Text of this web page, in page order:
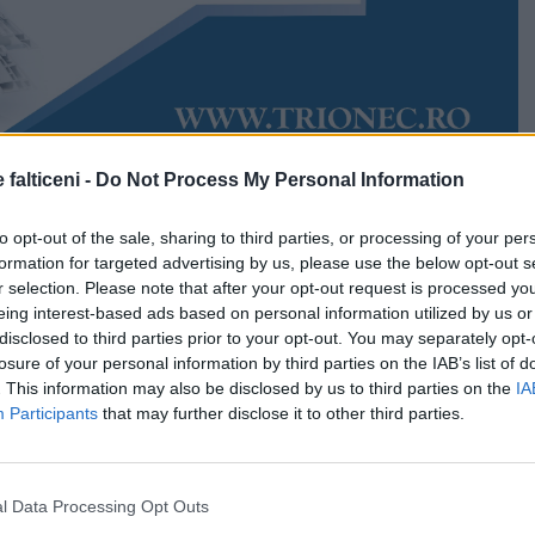
falticeni - Do Not Process My Personal Information
opt-out of the sale, sharing to third parties, or processing of your
for targeted advertising by us, please use the below opt-out
selection. Please note that after your opt-out request is processed
interest-based ads based on personal information utilized by us
to third parties prior to your opt-out. You may separately
of your personal information by third parties on the IAB’s list of
This information may also be disclosed by us to third parties on the
Participants that may further disclose it to other third parties.
Data Processing Opt Outs
Accesări:
i-a scos pe drumari la treabă. Gropile și spărturile
străzii Sucevei au fost, în sfârșit, plombate,
bune în care șoferii au trecut un adevărat test
aplicat peste părțile deteriorate ar trebui să reziste
lucrărilor de modernizare.
cu material bituminos, inclusiv porțiunile de pe podul
giratoriu, la intersecția spre Horodniceni, gropile